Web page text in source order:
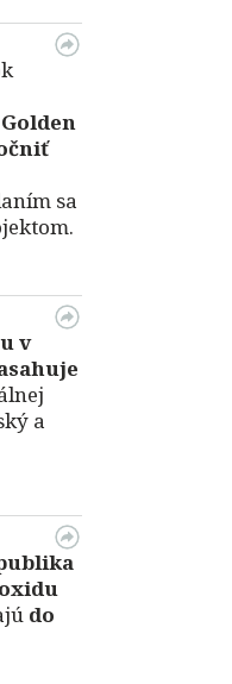
sa
v
a
do